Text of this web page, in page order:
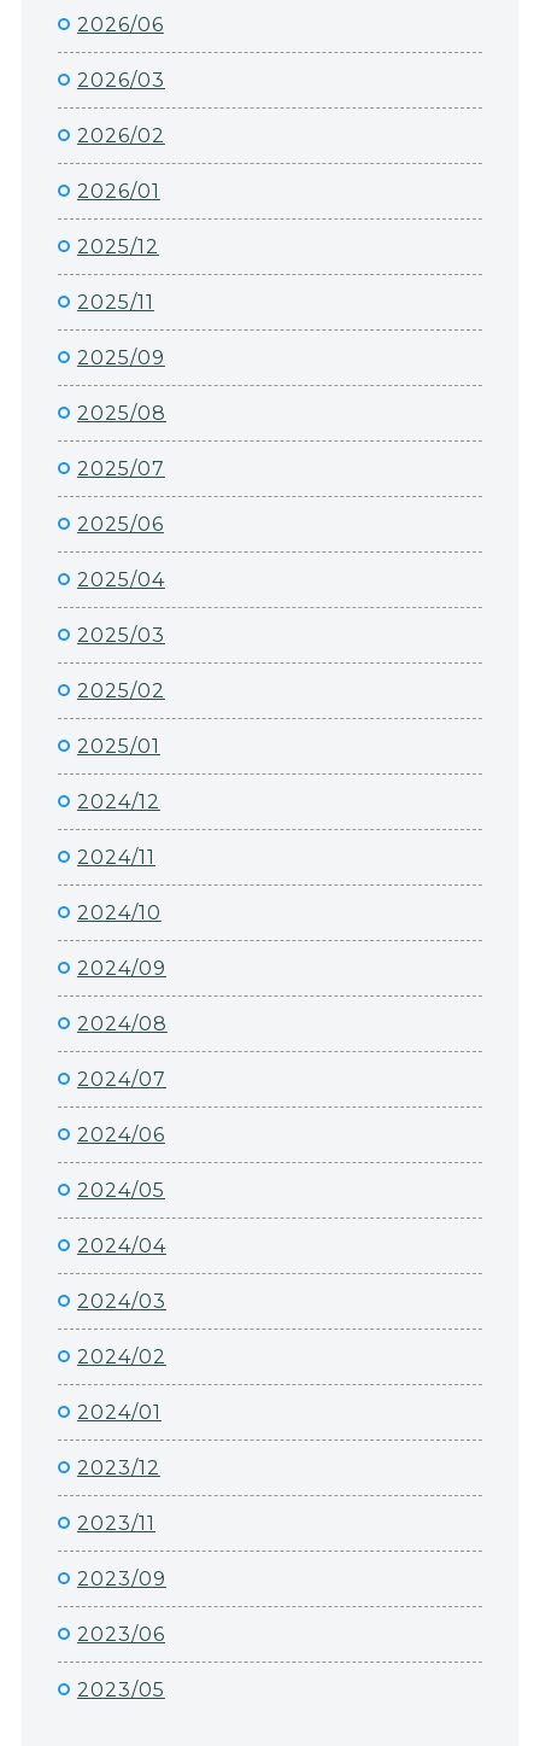
2026/06
2026/03
2026/02
2026/01
2025/12
2025/11
2025/09
2025/08
2025/07
2025/06
2025/04
2025/03
2025/02
2025/01
2024/12
2024/11
2024/10
2024/09
2024/08
2024/07
2024/06
2024/05
2024/04
2024/03
2024/02
2024/01
2023/12
2023/11
2023/09
2023/06
2023/05